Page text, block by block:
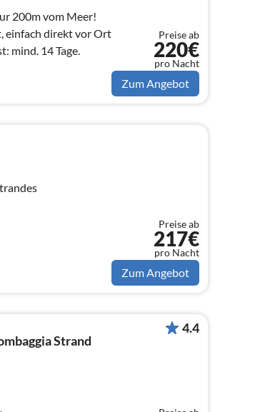
200m vom Meer!
einfach direkt vor Ort
mind. 14 Tage.
Preise ab
220€
pro Nacht
Zum Angebot
Preise ab
217€
pro Nacht
Zum Angebot
Strand
4.4